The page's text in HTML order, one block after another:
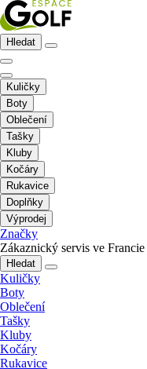
Hledat
Kuličky
Boty
Oblečení
Tašky
Kluby
Kočáry
Rukavice
Doplňky
Výprodej
Značky
Zákaznický servis ve Francie
Hledat
Kuličky
Boty
Oblečení
Tašky
Kluby
Kočáry
Rukavice